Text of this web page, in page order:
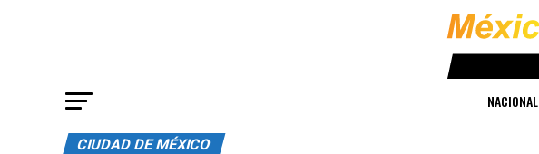
NACIONAL
CIUDAD DE MÉXICO